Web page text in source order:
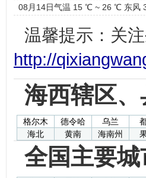
08月14日气温 15 ℃ ~ 26 ℃ 东风
温馨提示：关
http://
海西辖区
格尔木 德令哈 乌兰
海北
黄南 海南州
全国主要